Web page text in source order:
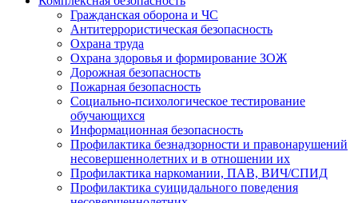
Гражданская оборона и ЧС
Антитеррористическая безопасность
Охрана труда
Охрана здоровья и формирование ЗОЖ
Дорожная безопасность
Пожарная безопасность
Социально-психологическое тестирование
обучающихся
Информационная безопасность
Профилактика безнадзорности и правонарушений
несовершеннолетних и в отношении их
Профилактика наркомании, ПАВ, ВИЧ/СПИД
Профилактика суицидального поведения